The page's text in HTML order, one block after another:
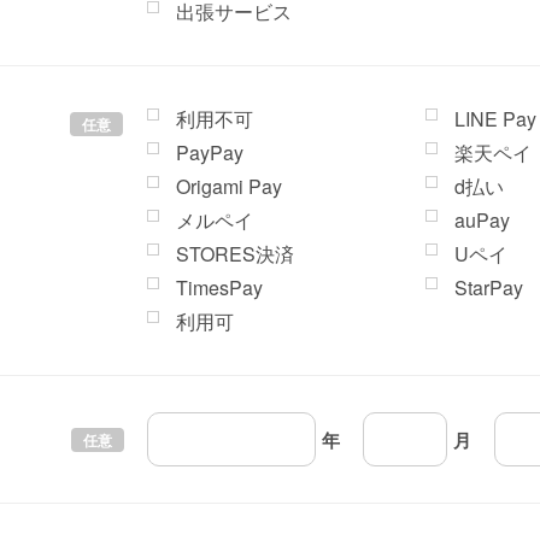
出張サービス
任意 利用不可
LINE Pay
PayPay
楽天ペイ
Origami Pay
d払い
メルペイ
auPay
STORES決済
Uペイ
TimesPay
StarPay
利用可
任意 年 月